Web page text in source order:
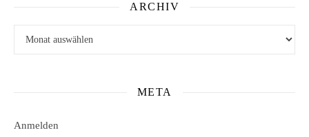
ARCHIV
META
Anmelden